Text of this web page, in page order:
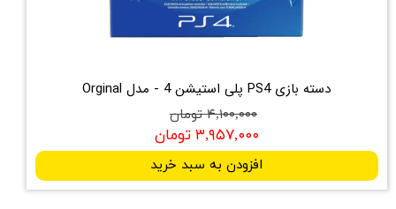
دسته بازی PS4 پلی استیشن 4 - مدل Orginal
۴,۱۰۰,۰۰۰ تومان
۳,۹۵۷,۰۰۰ تومان
افزودن به سبد خرید